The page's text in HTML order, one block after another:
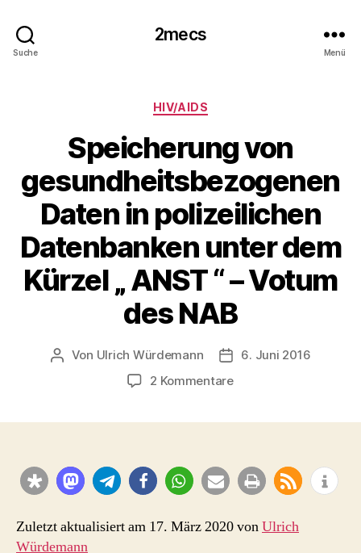
Suche
2mecs
Menü
Kategorien
HIV/AIDS
Speicherung von
gesundheitsbezogenen
Daten in polizeilichen
Datenbanken unter dem
Kürzel „ ANST “ – Votum
des NAB
Beitragsautor
Von Ulrich Würdemann Beitragsdatum
6. Juni 2016
2 Kommentarezu
in
polizeilichen
unter
Zuletzt aktualisiert am 17. März 2020 vonUlrich
Würdemann